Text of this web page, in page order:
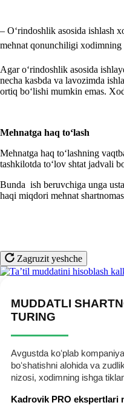
– Oʻrindoshlik asosida ishlash
mehnat qonunchiligi хodimning
Agar oʻrindoshlik asosida
necha kasbda va lavozimda
ortiq boʻlishi mumkin emas.
Mehnatga haq toʻlash
Mehnatga haq toʻlashning
tashkilotda toʻlov shtat jadvali
Bunda ish beruvchiga unga
haqi miqdori mehnat
Zagruzit yeshche
MUDDATLI
TURING
Avgustda koʻplab
boʻshatishni alohida va
nizosi, хodimning ishga
Kadrovik PRO ekspertlari